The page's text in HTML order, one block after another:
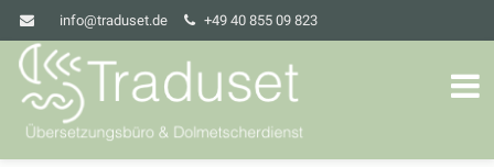
info@traduset.de +49 40 855 09 823